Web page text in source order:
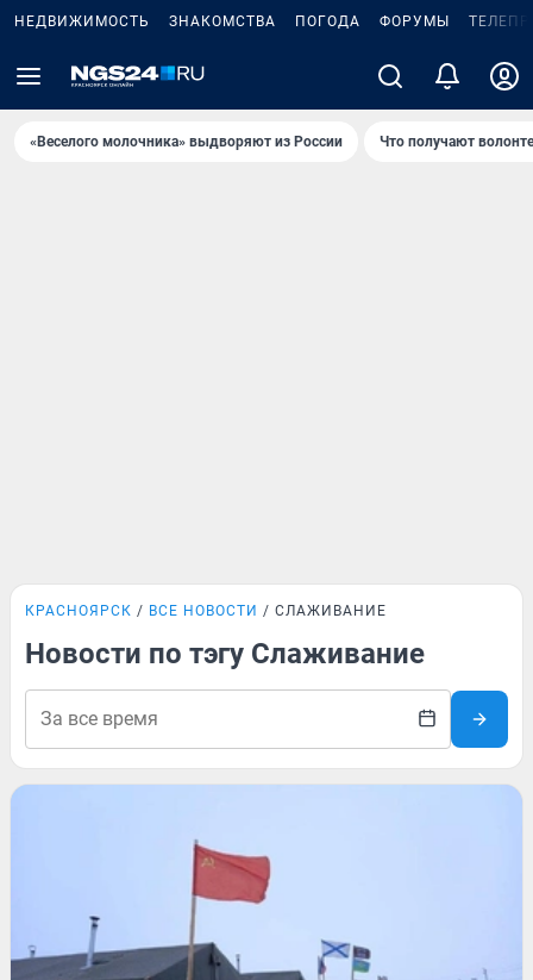
НЕДВИЖИМОСТЬ ЗНАКОМСТВА ПОГОДА ФОРУМЫ
«Веселого молочника» выдворяют из России Что получают
КРАСНОЯРСК ВСЕ НОВОСТИ СЛАЖИВАНИЕ
Новости по тэгу Слаживание